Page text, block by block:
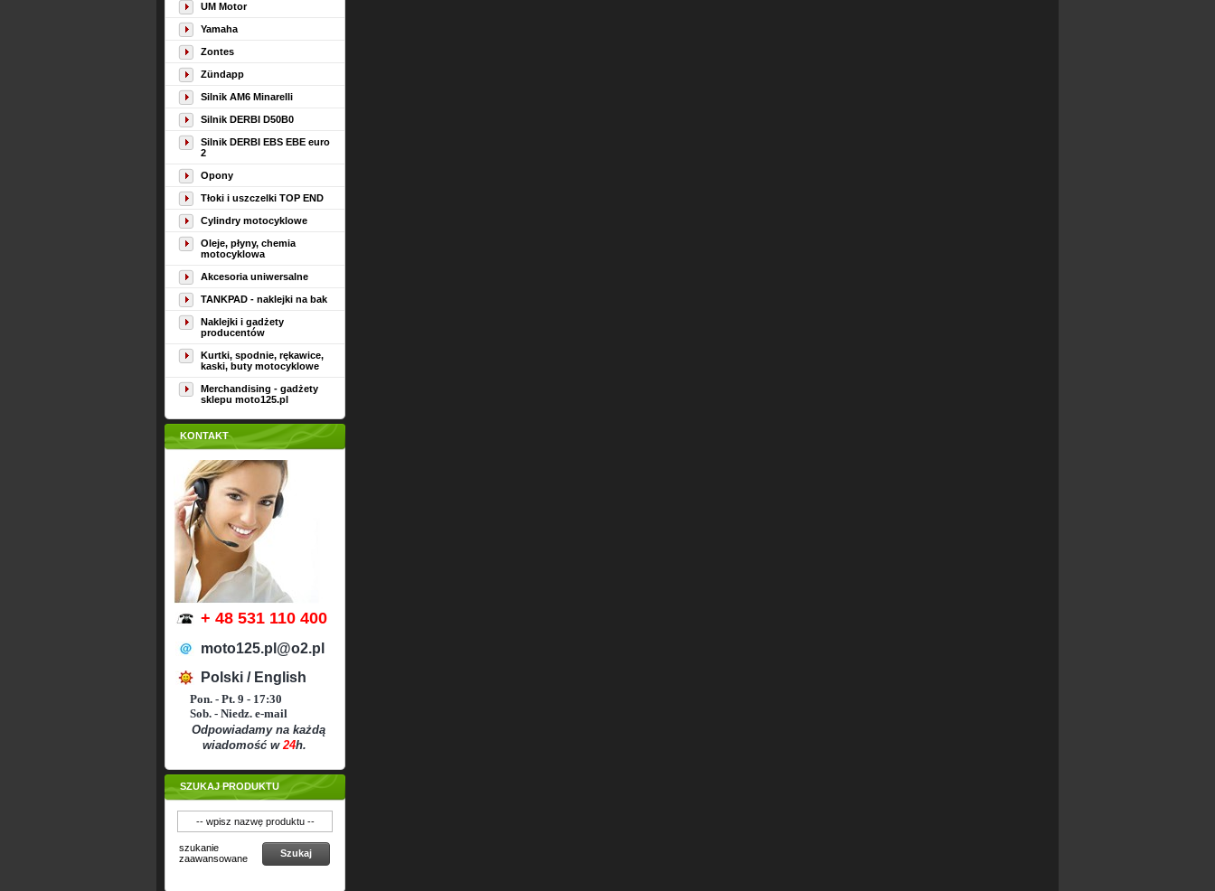
UM Motor
Yamaha
Zontes
Zündapp
Silnik AM6 Minarelli
Silnik DERBI D50B0
Silnik DERBI EBS EBE euro
2
Opony
Tłoki i uszczelki TOP END
Cylindry motocyklowe
Oleje, płyny, chemia
motocyklowa
Akcesoria uniwersalne
TANKPAD - naklejki na bak
Naklejki i gadżety
producentów
Kurtki, spodnie, rękawice,
kaski, buty motocyklowe
Merchandising - gadżety
sklepu moto125.pl
KONTAKT
+ 48 531 110 400
moto125.pl@o2.pl
Polski / English
Pon. - Pt. 9 - 17:30
Sob. - Niedz. e-mail
Odpowiadamy na każdą
wiadomość w24h.
SZUKAJ PRODUKTU
szukanie
zaawansowane
Szukaj